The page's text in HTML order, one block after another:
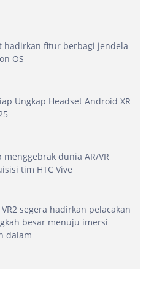
hadirkan fitur berbagi jendela
OS
Ungkap Headset Android XR
menggebrak dunia AR/VR
tim HTC Vive
segera hadirkan pelacakan
besar menuju imersi
dalam